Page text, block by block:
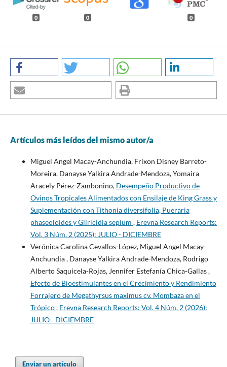
0 0 0
Artículos más leídos del mismo autor/a
Miguel Angel Macay-Anchundia, Frixon Disney Barreto-
Moreira, Danayse Yalkira Andrade-Mendoza, Yomaira
Aracely Pérez-Zambonino, Desempeño Productivo de
Ovinos Tropicales Alimentados con Ensilaje de King Grass y
Suplementación con Tithonia diversifolia, Pueraria
phaseoloides y Gliricidia sepium , Erevna Research Reports:
Vol. 3 Núm. 2 (2025): JULIO - DICIEMBRE
Verónica Carolina Cevallos-López, Miguel Angel Macay-
Anchundia , Danayse Yalkira Andrade-Mendoza, Rodrigo
Alberto Saquicela-Rojas, Jennifer Estefanía Chica-Gallas ,
Efecto de Bioestimulantes en el Crecimiento y Rendimiento
Forrajero de Megathyrsus maximus cv. Mombaza en el
Trópico, Erevna Research Reports: Vol. 4 Núm. 2 (2026):
JULIO - DICIEMBRE
Enviar un artículo